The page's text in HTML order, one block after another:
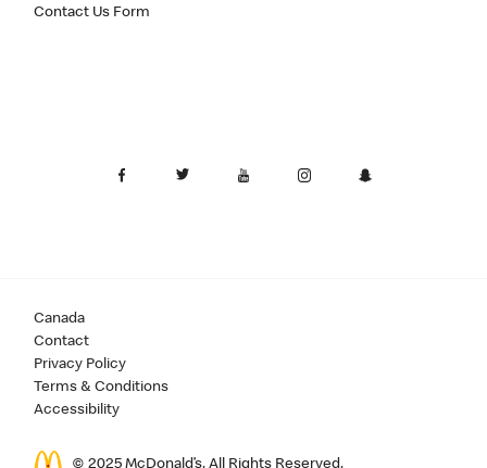
Contact Us Form
Canada
Contact
Privacy Policy
Terms & Conditions
Accessibility
© 2025 McDonald’s. All Rights Reserved.